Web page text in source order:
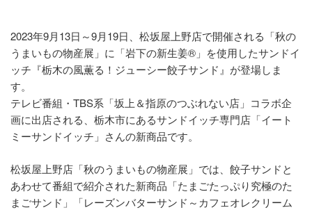
2023年9月13日～9月19日、松坂屋上野店で開催される「秋の
うまいもの物産展」に「岩下の新生姜®」を使用したサンドイ
ッチ『栃木の風薫る！ジューシー餃子サンド』が登場しま
す。
テレビ番組・TBS系「坂上＆指原のつぶれない店」コラボ企
画に出店される、栃木市にあるサンドイッチ専門店「イート
ミーサンドイッチ」さんの新商品です。
松坂屋上野店「秋のうまいもの物産展」では、餃子サンドと
あわせて番組で紹介された新商品「たまごたっぷり究極のた
まごサンド」「レーズンバターサンド～カフェオレクリーム